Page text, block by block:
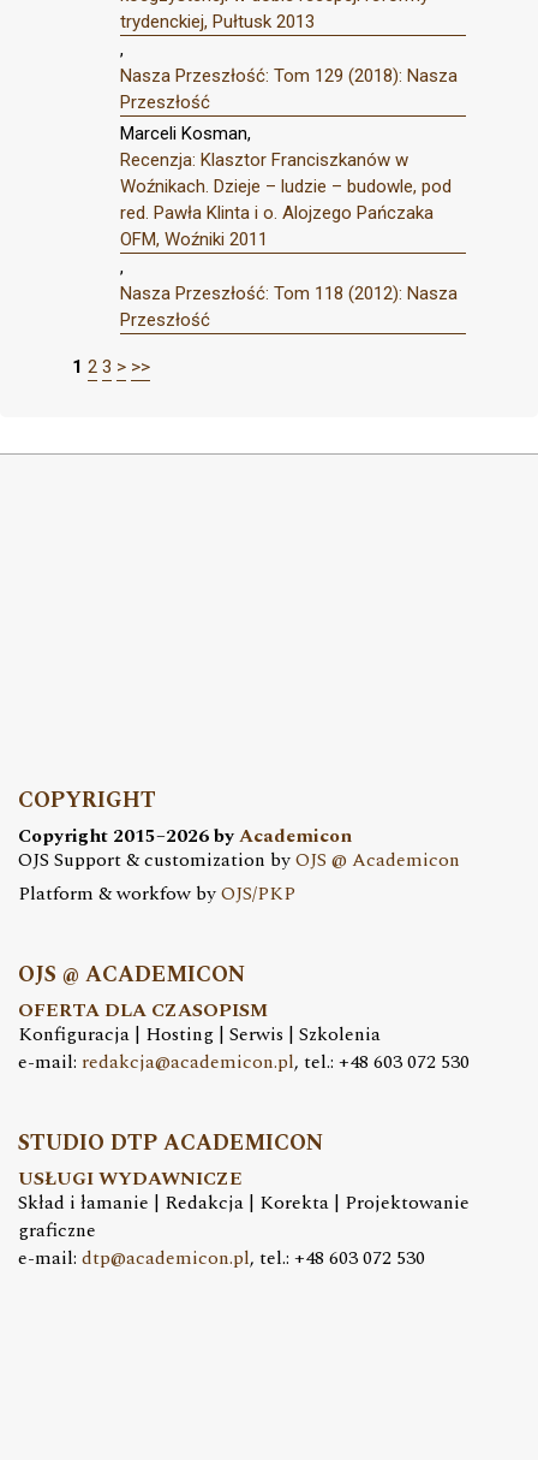
trydenckiej, Pułtusk 2013
,
Nasza Przeszłość: Tom 129 (2018): Nasza
Przeszłość
Marceli Kosman,
Recenzja: Klasztor Franciszkanów w
Woźnikach. Dzieje – ludzie – budowle, pod
red. Pawła Klinta i o. Alojzego Pańczaka
OFM, Woźniki 2011
,
Nasza Przeszłość: Tom 118 (2012): Nasza
Przeszłość
1 2 3 > >>
COPYRIGHT
Copyright 2015–2026 byAcademicon
OJS Support & customization byOJS @ Academicon
Platform & workfow byOJS/PKP
OJS @ ACADEMICON
OFERTA DLA CZASOPISM
Konfiguracja | Hosting | Serwis | Szkolenia
e-mail: redakcja@academicon.pl, tel.: +48 603 072 530
STUDIO DTP ACADEMICON
USŁUGI WYDAWNICZE
Skład i łamanie | Redakcja | Korekta | Projektowanie
graficzne
e-mail: dtp@academicon.pl, tel.: +48 603 072 530